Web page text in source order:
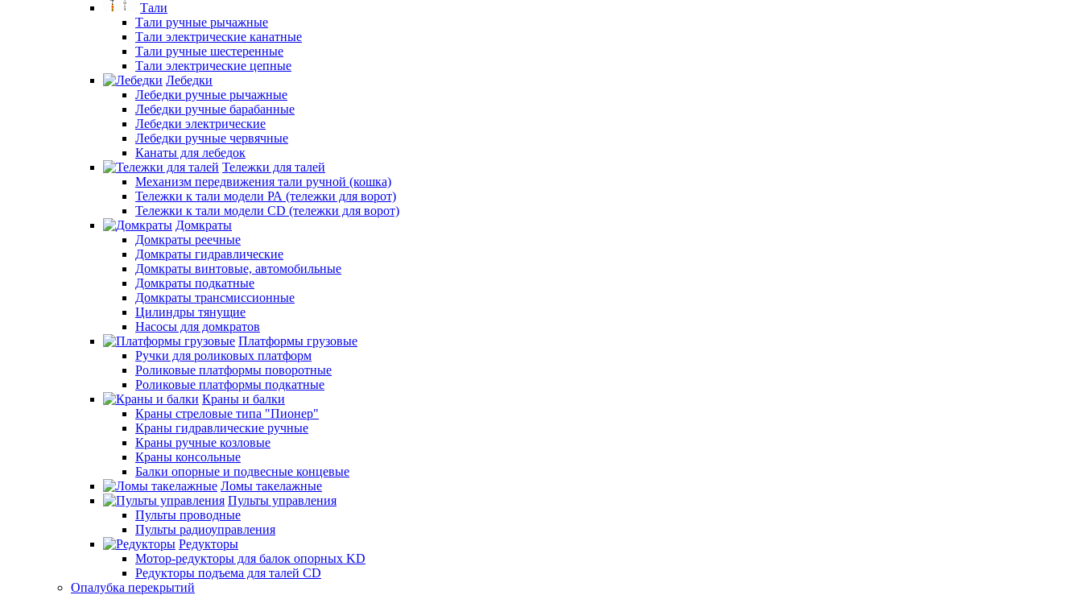
Тали
Тали ручные рычажные
Тали электрические канатные
Тали ручные шестеренные
Тали электрические цепные
Лебедки
Лебедки ручные рычажные
Лебедки ручные барабанные
Лебедки электрические
Лебедки ручные червячные
Канаты для лебедок
Тележки для талей
Механизм передвижения тали ручной (кошка)
Тележки к тали модели РА (тележки для ворот)
Тележки к тали модели CD (тележки для ворот)
Домкраты
Домкраты реечные
Домкраты гидравлические
Домкраты винтовые, автомобильные
Домкраты подкатные
Домкраты трансмиссионные
Цилиндры тянущие
Насосы для домкратов
Платформы грузовые
Ручки для роликовых платформ
Роликовые платформы поворотные
Роликовые платформы подкатные
Краны и балки
Краны стреловые типа "Пионер"
Краны гидравлические ручные
Краны ручные козловые
Краны консольные
Балки опорные и подвесные концевые
Ломы такелажные
Пульты управления
Пульты проводные
Пульты радиоуправления
Редукторы
Мотор-редукторы для балок опорных KD
Редукторы подъема для талей CD
Опалубка перекрытий